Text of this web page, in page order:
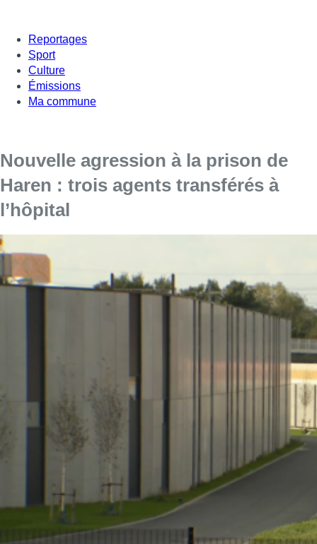
Reportages
Sport
Culture
Émissions
Ma commune
Nouvelle agression à la prison de
Haren : trois agents transférés à
l’hôpital